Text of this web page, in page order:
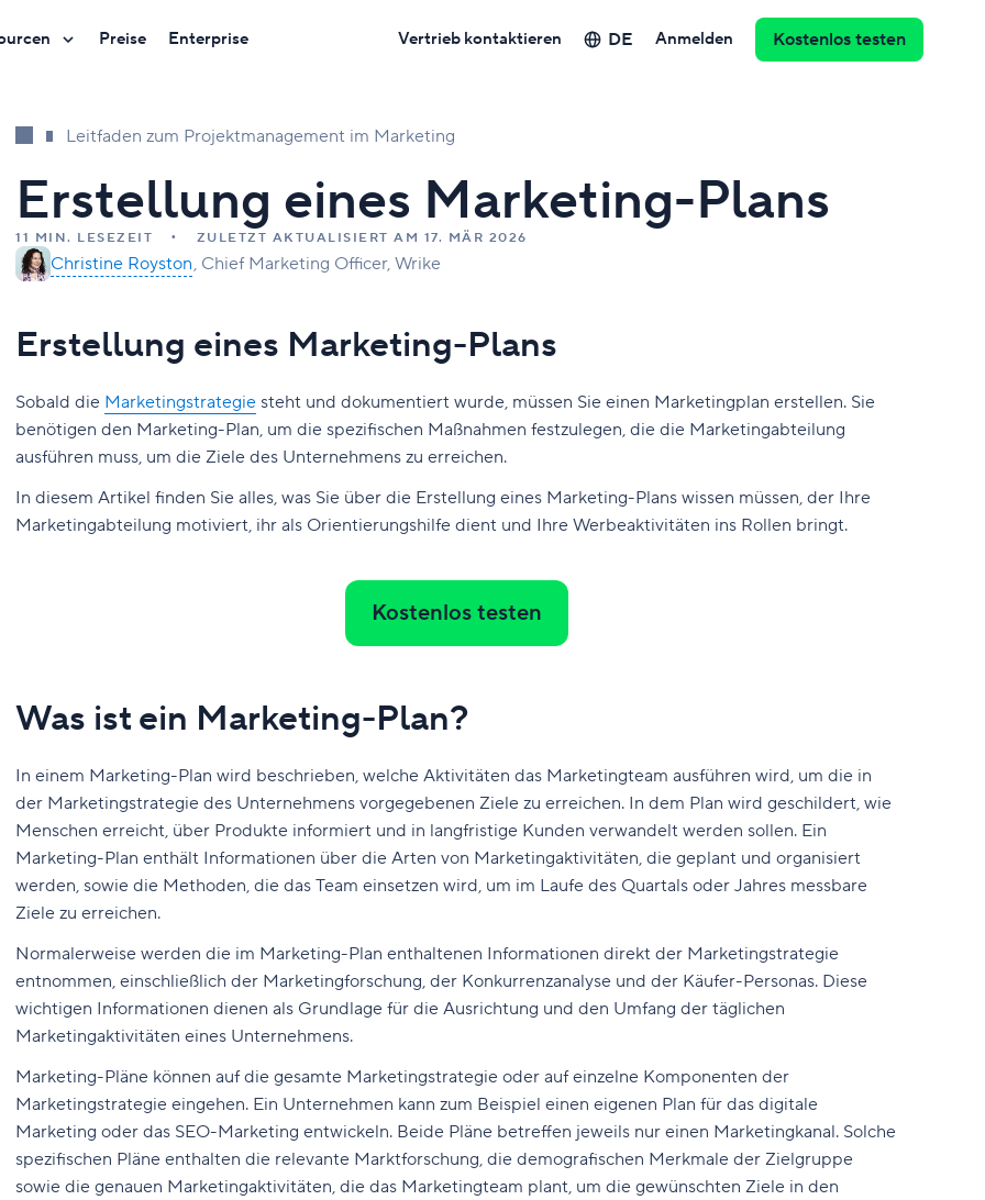
Preise Enterprise Vertrieb kontaktieren DE Anmelden Kostenlos testen
Leitfaden zum Projektmanagement im Marketing
Erstellung eines Marketing-Plans
11 MIN. LESEZEIT ZULETZT AKTUALISIERT AM 17. MÄR 2026
Christine Royston Chief Marketing Officer, Wrike
Erstellung eines Marketing-Plans
Sobald die Marketingstrategie steht und dokumentiert wurde, müssen Sie einen Marketingplan erstellen. Sie
benötigen den Marketing-Plan, um die spezifischen Maßnahmen festzulegen, die die Marketingabteilung
ausführen muss, um die Ziele des Unternehmens zu erreichen.
In diesem Artikel finden Sie alles, was Sie über die Erstellung eines Marketing-Plans wissen müssen, der Ihre
Marketingabteilung motiviert, ihr als Orientierungshilfe dient und Ihre Werbeaktivitäten ins Rollen bringt.
Kostenlos testen
Was ist ein Marketing-Plan?
In einem Marketing-Plan wird beschrieben, welche Aktivitäten das Marketingteam ausführen wird, um die in
der Marketingstrategie des Unternehmens vorgegebenen Ziele zu erreichen. In dem Plan wird geschildert, wie
Menschen erreicht, über Produkte informiert und in langfristige Kunden verwandelt werden sollen. Ein
Marketing-Plan enthält Informationen über die Arten von Marketingaktivitäten, die geplant und organisiert
werden, sowie die Methoden, die das Team einsetzen wird, um im Laufe des Quartals oder Jahres messbare
Ziele zu erreichen.
Normalerweise werden die im Marketing-Plan enthaltenen Informationen direkt der Marketingstrategie
entnommen, einschließlich der Marketingforschung, der Konkurrenzanalyse und der Käufer-Personas. Diese
wichtigen Informationen dienen als Grundlage für die Ausrichtung und den Umfang der täglichen
Marketingaktivitäten eines Unternehmens.
Marketing-Pläne können auf die gesamte Marketingstrategie oder auf einzelne Komponenten der
Marketingstrategie eingehen. Ein Unternehmen kann zum Beispiel einen eigenen Plan für das digitale
Marketing oder das SEO-Marketing entwickeln. Beide Pläne betreffen jeweils nur einen Marketingkanal. Solche
spezifischen Pläne enthalten die relevante Marktforschung, die demografischen Merkmale der Zielgruppe
sowie die genauen Marketingaktivitäten, die das Marketingteam plant, um die gewünschten Ziele in den